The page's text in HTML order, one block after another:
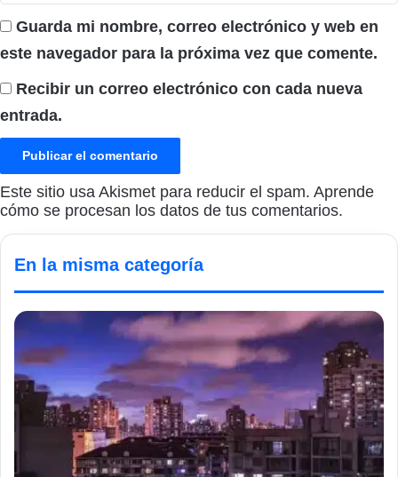
Guarda mi nombre, correo electrónico y web en
este navegador para la próxima vez que comente.
Recibir un correo electrónico con cada nueva
entrada.
Este sitio usa Akismet para reducir el spam. Aprende
cómo se procesan los datos de tus comentarios.
En la misma categoría